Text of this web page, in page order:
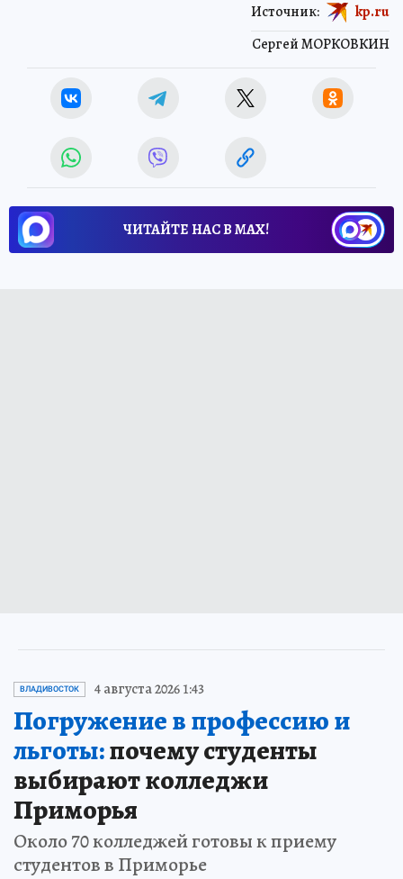
Сергей МОРКОВКИН
Источник: kp.ru
ЧИТАЙТЕ НАС В МАХ!
ВЛАДИВОСТОК 4 августа 2026 1:43
Погружение в профессию и
льготы:почему студенты
выбирают колледжи
Приморья
Около 70 колледжей готовы к приему
студентов в Приморье